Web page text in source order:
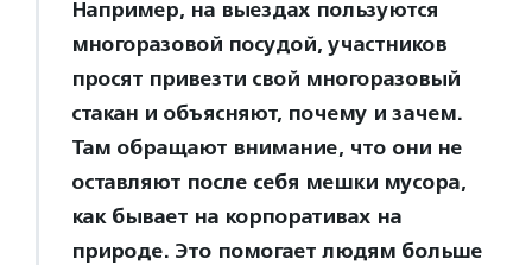
Например, на выездах пользуются
многоразовой посудой, участников
просят привезти свой многоразовый
стакан и объясняют, почему и зачем.
Там обращают внимание, что они не
оставляют после себя мешки мусора,
как бывает на корпоративах на
природе. Это помогает людям больше